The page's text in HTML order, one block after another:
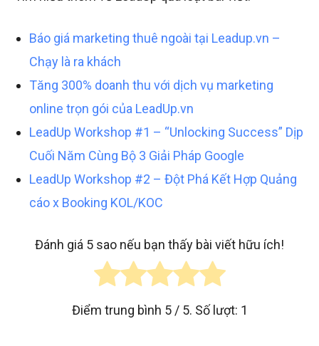
Báo giá marketing thuê ngoài tại Leadup.vn –
Chạy là ra khách
Tăng 300% doanh thu với dịch vụ marketing
online trọn gói của LeadUp.vn
LeadUp Workshop #1 – “Unlocking Success” Dịp
Cuối Năm Cùng Bộ 3 Giải Pháp Google
LeadUp Workshop #2 – Đột Phá Kết Hợp Quảng
cáo x Booking KOL/KOC
Đánh giá 5 sao nếu bạn thấy bài viết hữu ích!
Điểm trung bình 5/ 5. Số lượt: 1